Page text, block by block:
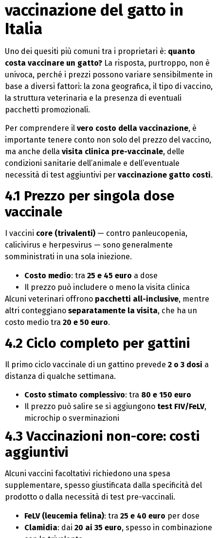
vaccinazione del gatto in
Italia
Uno dei quesiti più comuni tra i proprietari è: quanto
costa vaccinare un gatto? La risposta, purtroppo, non è
univoca, perché i prezzi possono variare sensibilmente in
base a diversi fattori: la zona geografica, il tipo di vaccino,
la struttura veterinaria e la presenza di eventuali
pacchetti promozionali.
Per comprendere il vero costo della vaccinazione, è
importante tenere conto non solo del prezzo del vaccino,
ma anche della visita clinica pre-vaccinale, delle
condizioni sanitarie dell’animale e dell’eventuale
necessità di test aggiuntivi per vaccinazione gatto costi.
4.1 Prezzo per singola dose
vaccinale
I vaccini core (trivalenti) — contro panleucopenia,
calicivirus e herpesvirus — sono generalmente
somministrati in una sola iniezione.
Costo medio: tra 25 e 45 euro a dose
Il prezzo può includere o meno la visita clinica
Alcuni veterinari offrono pacchetti all-inclusive, mentre
altri conteggiano separatamente la visita, che ha un
costo medio tra 20 e 50 euro.
4.2 Ciclo completo per gattini
Il primo ciclo vaccinale di un gattino prevede 2 o 3 dosi a
distanza di qualche settimana.
Costo stimato complessivo: tra 80 e 150 euro
Il prezzo può salire se si aggiungono test FIV/FeLV,
microchip o sverminazioni
4.3 Vaccinazioni non-core: costi
aggiuntivi
Alcuni vaccini facoltativi richiedono una spesa
supplementare, spesso giustificata dalla specificità del
prodotto o dalla necessità di test pre-vaccinali.
FeLV (leucemia felina): tra 25 e 40 euro per dose
Clamidia: dai 20 ai 35 euro, spesso in combinazione